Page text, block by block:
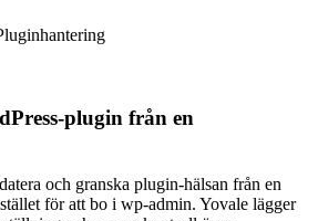
plugin från en
och granska plugin-hälsan från en
för att bo i wp-admin. Yovale lägger